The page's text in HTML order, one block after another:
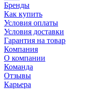
Бренды
Как купить
Условия оплаты
Условия доставки
Гарантия на товар
Компания
О компании
Команда
Отзывы
Карьера